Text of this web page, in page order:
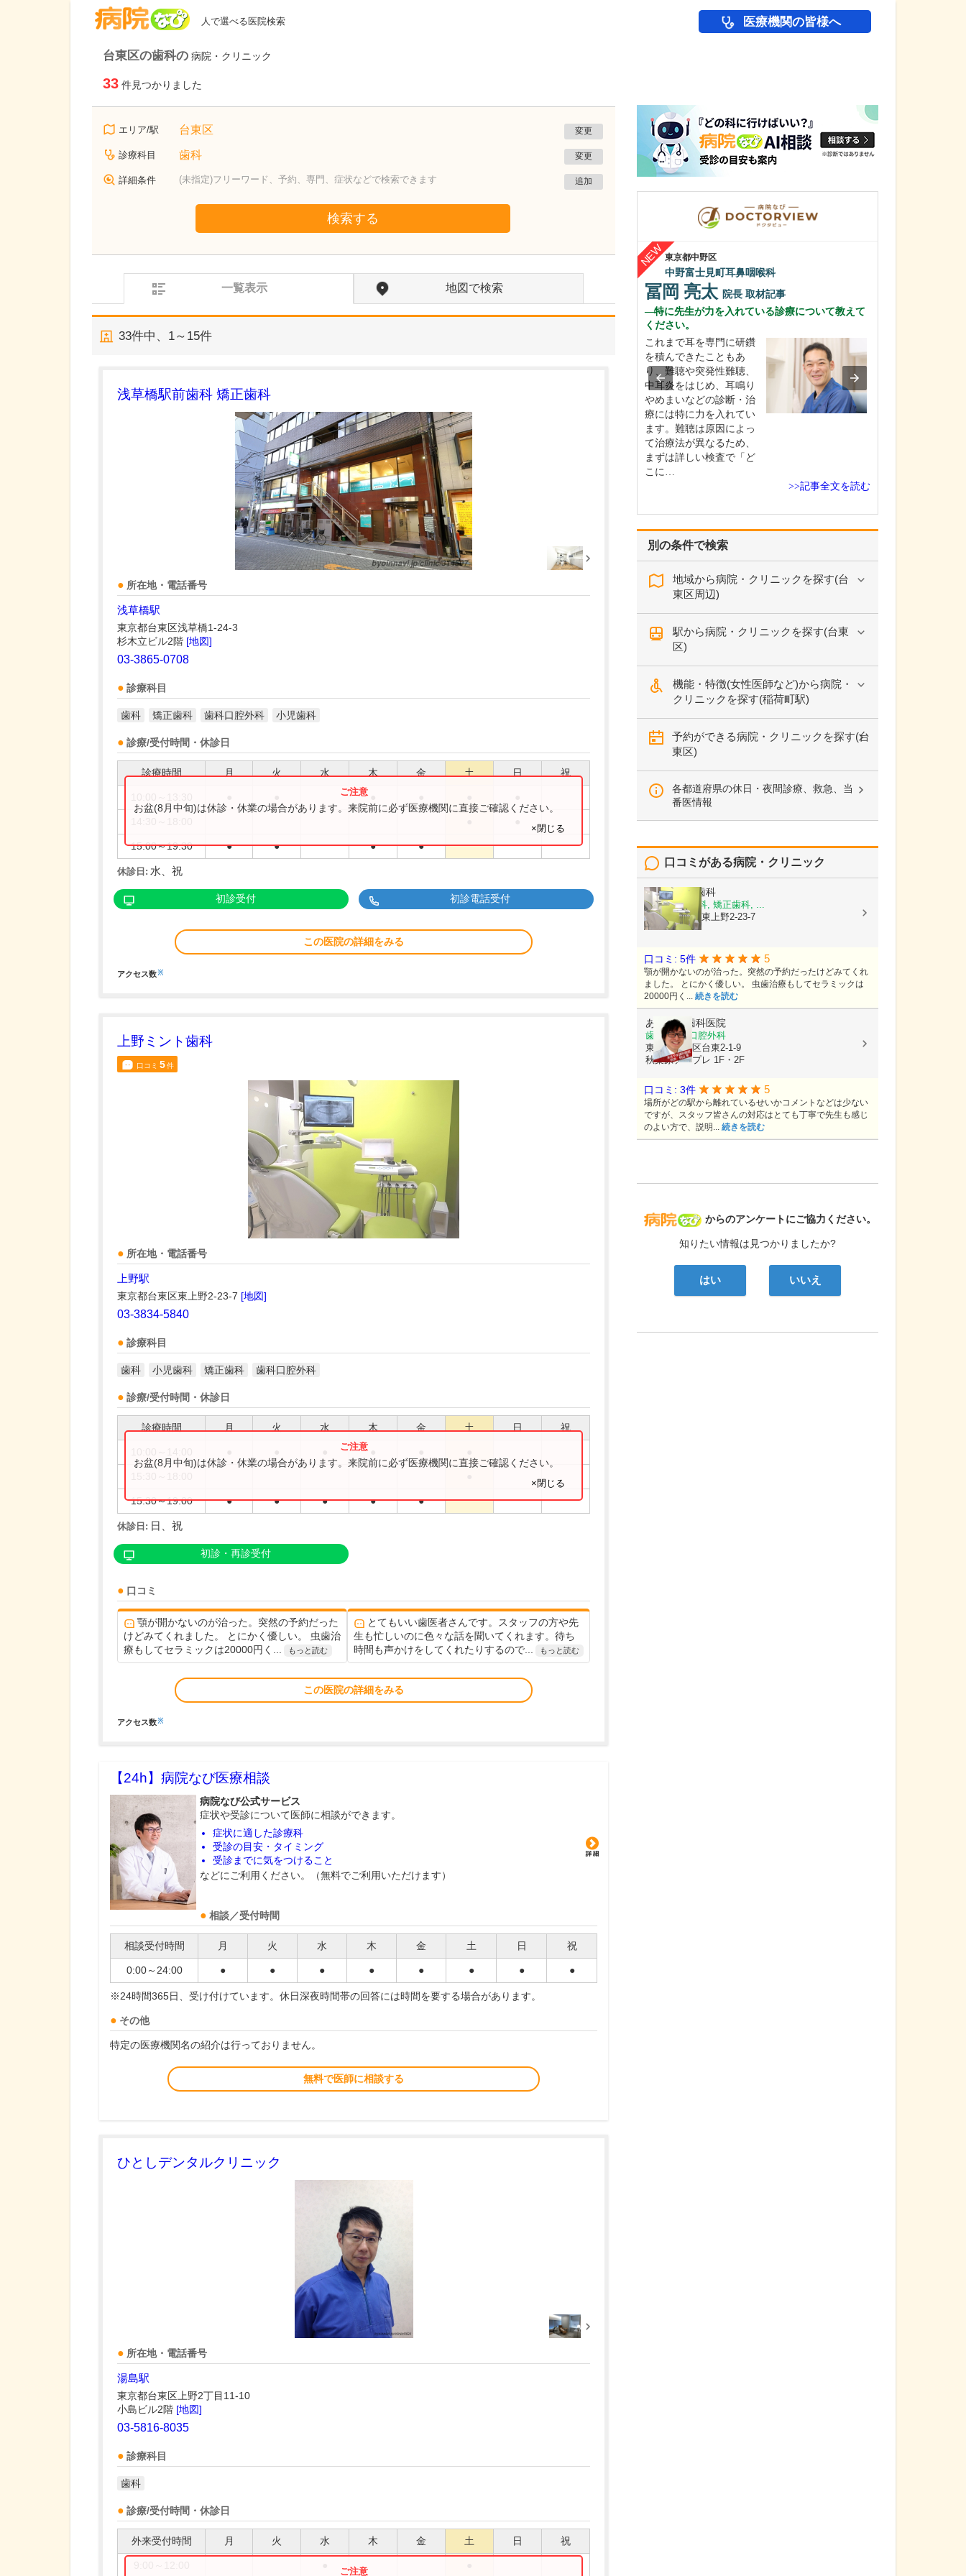
人で選べる医院検索 医療機関の皆様へ
台東区の歯科の 病院・クリニック
33 件見つかりました
エリア/駅 台東区 変更
診療科目 歯科 変更
詳細条件 (未指定)フリーワード、予約、専門、症状などで検索できます 追加
検索する
一覧表示 地図で検索
33件中、 1～15件
浅草橋駅前歯科 矯正歯科
所在地・電話番号
浅草橋駅
東京都台東区浅草橋1-24-3
杉木立ビル2階 [地図]
03-3865-0708
診療科目
歯科 矯正歯科 歯科口腔外科 小児歯科
診療/受付時間・休診日
診療時間 月 火 水 木 金 土 日 祝
15:00～19:30 ● ● ● ●
お盆(8月中旬)は休診・休業の場合があります。来院前に必ず医療機関に直接ご確認ください。
×閉じる
休診日: 水、祝
初診受付 初診電話受付
この医院の詳細をみる
アクセス数※
上野ミント歯科
口コミ 5件
所在地・電話番号
上野駅
東京都台東区東上野2-23-7 [地図]
03-3834-5840
診療科目
歯科 小児歯科 矯正歯科 歯科口腔外科
診療/受付時間・休診日
診療時間 月 火 水 木 金 土 日 祝
15:30～19:00 ● ● ● ● ●
お盆(8月中旬)は休診・休業の場合があります。来院前に必ず医療機関に直接ご確認ください。
×閉じる
休診日: 日、祝
初診・再診受付
口コミ
顎が開かないのが治った。突然の予約だった
けどみてくれました。 とにかく優しい。 虫歯治
療もしてセラミックは20000円く...
もっと読む
とてもいい歯医者さんです。スタッフの方や先
生も忙しいのに色々な話を聞いてくれます。待ち
時間も声かけをしてくれたりするので...
もっと読む
この医院の詳細をみる
アクセス数※
【24h】 病院なび医療相談
病院なび公式サービス
症状や受診について医師に相談ができます。
症状に適した診療科
受診の目安・タイミング
受診までに気をつけること
などにご利用ください。（無料でご利用いただけます）
相談／受付時間
相談受付時間 月 火 水 木 金 土 日 祝
0:00～24:00 ● ● ● ● ● ● ● ●
※24時間365日、受け付けています。休日深夜時間帯の回答には時間を要する場合があります。
その他
特定の医療機関名の紹介は行っておりません。
無料で医師に相談する
ひとしデンタルクリニック
所在地・電話番号
湯島駅
東京都台東区上野2丁目11-10
小島ビル2階 [地図]
03-5816-8035
診療科目
歯科
診療/受付時間・休診日
外来受付時間 月 火 水 木 金 土 日 祝
別の条件で検索
地域から病院・クリニックを探す(台
東区周辺)
駅から病院・クリニックを探す(台東
区)
機能・特徴(女性医師など)から病院・
クリニックを探す(稲荷町駅)
予約ができる病院・クリニックを探す(台
東区)
各都道府県の休日・夜間診療、救急、当
番医情報
病院なび
からのアンケートにご協力ください。
知りたい情報は見つかりましたか?
はい いいえ
口コミがある病院・クリニック
上野ミント歯科
歯科, 小児歯科, 矯正歯科, ...
東京都台東区東上野2-23-7
口コミ: 5件 5
顎が開かないのが治った。突然の予約だったけどみてくれ
ました。 とにかく優しい。 虫歯治療もしてセラミックは
20000円く... 続きを読む
あきやま歯科医院
歯科, 歯科口腔外科
東京都台東区台東2-1-9
秋葉原デ・プレ 1F・2F
口コミ: 3件 5
場所がどの駅から離れているせいかコメントなどは少ない
ですが、スタッフ皆さんの対応はとても丁寧で先生も感じ
のよい方で、説明... 続きを読む
東京都中野区
中野富士見町耳鼻咽喉科
冨岡 亮太 院長 取材記事
特に先生が力を入れている診療について教えて
ください。
これまで耳を専門に研鑽
を積んできたこともあ
り、難聴や突発性難聴、
中耳炎をはじめ、耳鳴り
やめまいなどの診断・治
療には特に力を入れてい
ます。難聴は原因によっ
て治療法が異なるため、
まずは詳しい検査で「ど
こに…
>>記事全文を読む
東京都世田谷区
下北沢スキンクリニック
保坂 宗孝院長
の中で常に感じていたの
は、保険診療と自由診療
が明確に分かれている現
状への患者さんの不便さ
です。現行制度では両者
を…